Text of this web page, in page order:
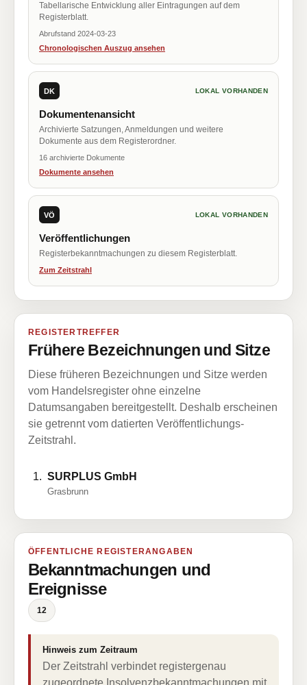
Tabellarische Entwicklung aller Eintragungen auf dem
Registerblatt.
Abrufstand 2024-03-23
Chronologischen Auszug ansehen
DK LOKAL VORHANDEN
Dokumentenansicht
Archivierte Satzungen, Anmeldungen und weitere
Dokumente aus dem Registerordner.
16 archivierte Dokumente
Dokumente ansehen
VÖ LOKAL VORHANDEN
Veröffentlichungen
Registerbekanntmachungen zu diesem Registerblatt.
Zum Zeitstrahl
REGISTERTREFFER
Frühere Bezeichnungen und Sitze
Diese früheren Bezeichnungen und Sitze werden
vom Handelsregister ohne einzelne
Datumsangaben bereitgestellt. Deshalb erscheinen
sie getrennt vom datierten Veröffentlichungs-
Zeitstrahl.
SURPLUS GmbH
Grasbrunn
ÖFFENTLICHE REGISTERANGABEN
Bekanntmachungen und
Ereignisse
12
Hinweis zum Zeitraum
Der Zeitstrahl verbindet registergenau
zugeordnete Insolvenzbekanntmachungen mit